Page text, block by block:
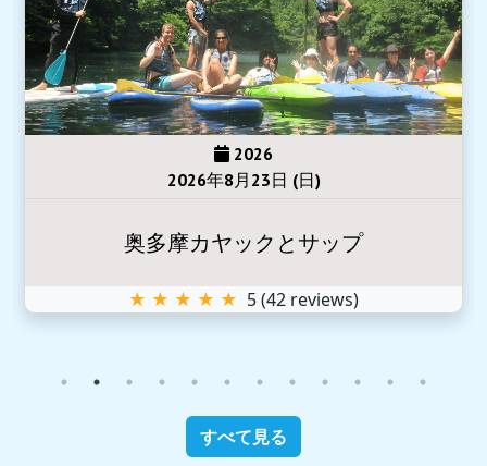
2026
2026年8月23日 (日)
奥多摩カヤックとサップ
★ ★ ★ ★ ★ 5(42 reviews)
すべて見る